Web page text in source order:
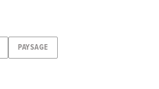
PAYSAGE